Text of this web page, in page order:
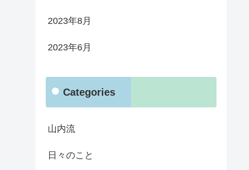
2023年8月
2023年6月
Categories
山内流
日々のこと